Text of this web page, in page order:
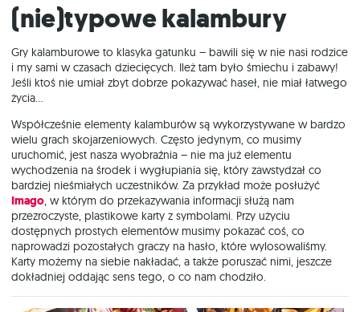
(nie)typowe kalambury
Gry kalamburowe to klasyka gatunku – bawili się w nie nasi rodzice
i my sami w czasach dziecięcych. Ileż tam było śmiechu i zabawy!
Jeśli ktoś nie umiał zbyt dobrze pokazywać haseł, nie miał łatwego
życia…
Współcześnie elementy kalamburów są wykorzystywane w bardzo
wielu grach skojarzeniowych. Często jedynym, co musimy
uruchomić, jest nasza wyobraźnia – nie ma już elementu
wychodzenia na środek i wygłupiania się, który zawstydzał co
bardziej nieśmiałych uczestników. Za przykład może posłużyć
Imago, w którym do przekazywania informacji służą nam
przezroczyste, plastikowe karty z symbolami. Przy użyciu
dostępnych prostych elementów musimy pokazać coś, co
naprowadzi pozostałych graczy na hasło, które wylosowaliśmy.
Karty możemy na siebie nakładać, a także poruszać nimi, jeszcze
dokładniej oddając sens tego, o co nam chodziło.